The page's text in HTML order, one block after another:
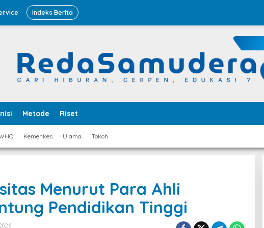
Indeks Berita
Metode Riset
Kemenkes Ulama Tokoh
Menurut Para Ahli
Pendidikan Tinggi